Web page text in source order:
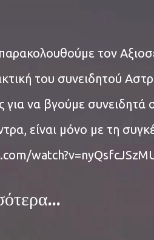
τον
του συνειδητού
για να βγούμε
είναι μόνο με τη